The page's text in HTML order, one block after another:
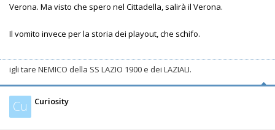
Verona. Ma visto che spero nel Cittadella, salirà il Verona.
Il vomito invece per la storia dei playout, che schifo.
igli tare NEMICO della SS LAZIO 1900 e dei LAZIALI.
Cu Curiosity